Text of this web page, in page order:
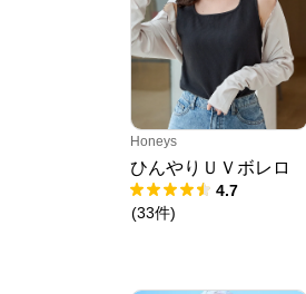
Honeys
ひんやりＵＶボレロ
4.7
(33件)